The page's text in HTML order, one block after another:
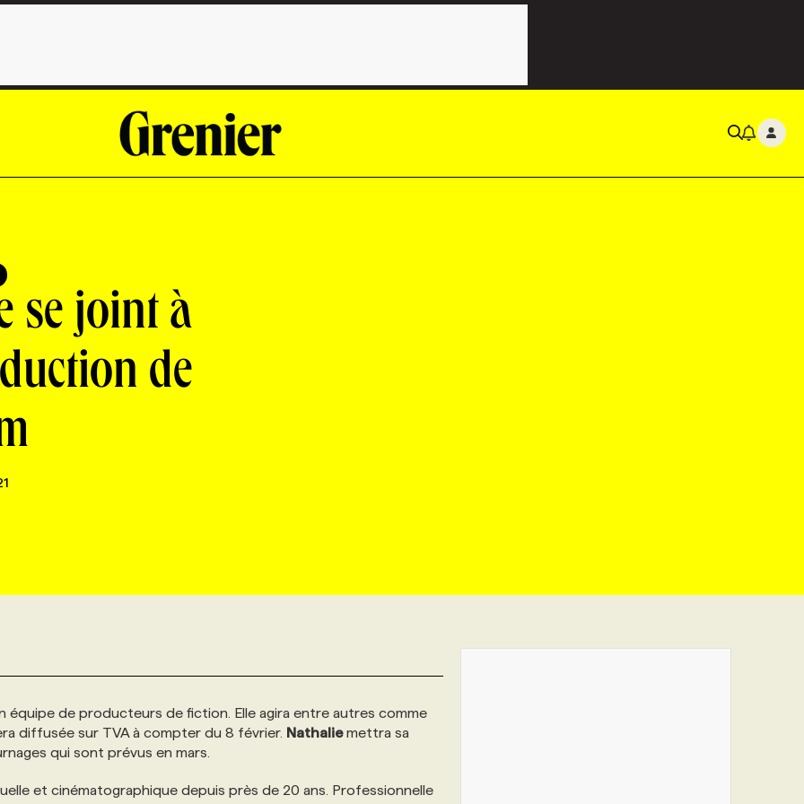
se joint à
de
équipe de producteurs de fiction. Elle agira entre autres comme
diffusée sur TVA à compter du 8 février. Nathaliemettra sa
qui sont prévus en mars.
et cinématographique depuis près de 20 ans. Professionnelle